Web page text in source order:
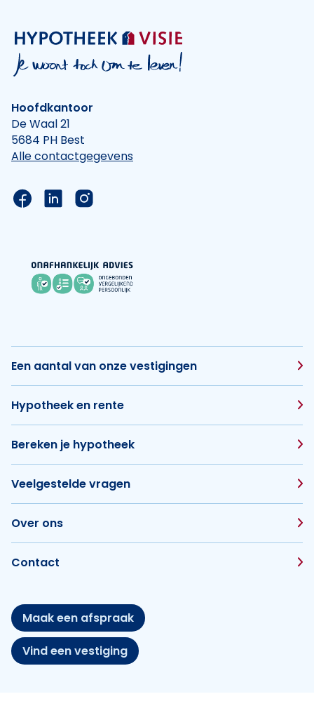
Hoofdkantoor
De Waal 21
5684 PH Best
Alle contactgegevens
Link naar de Facebook pagina van Hypotheek
Link naar de LinkedIn pagina van
Link naar de Instagram pagina van
Een aantal van onze vestigingen
Hypotheek en rente
Bereken je hypotheek
Veelgestelde vragen
Over ons
Contact
Maak een afspraak
Vind een vestiging